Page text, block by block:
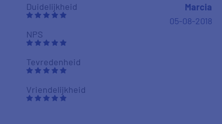
Duidelijkheid
NPS
Tevredenheid
Vriendelijkheid
Marcia
05-08-2018